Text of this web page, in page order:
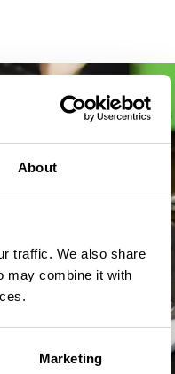
About
traffic. We also share
may combine it with
Marketing